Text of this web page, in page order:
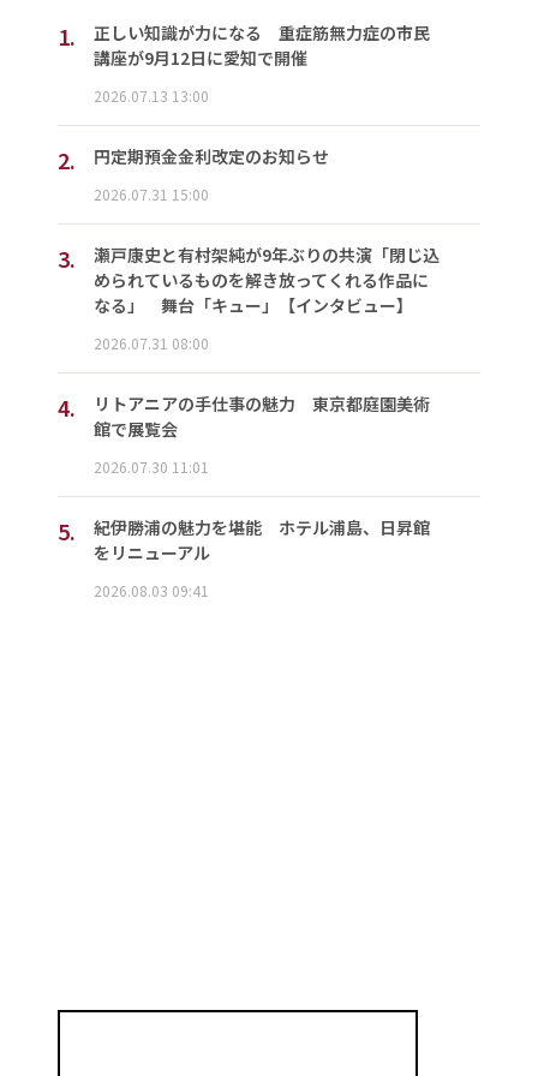
1.
正しい知識が力になる 重症筋無力症の市民
講座が9月12日に愛知で開催
2026.07.13 13:00
2. 円定期預金金利改定のお知らせ
2026.07.31 15:00
3.
瀬戸康史と有村架純が9年ぶりの共演「閉じ込
められているものを解き放ってくれる作品に
なる」 舞台「キュー」【インタビュー】
2026.07.31 08:00
4.
リトアニアの手仕事の魅力 東京都庭園美術
館で展覧会
2026.07.30 11:01
5.
紀伊勝浦の魅力を堪能 ホテル浦島、日昇館
をリニューアル
2026.08.03 09:41